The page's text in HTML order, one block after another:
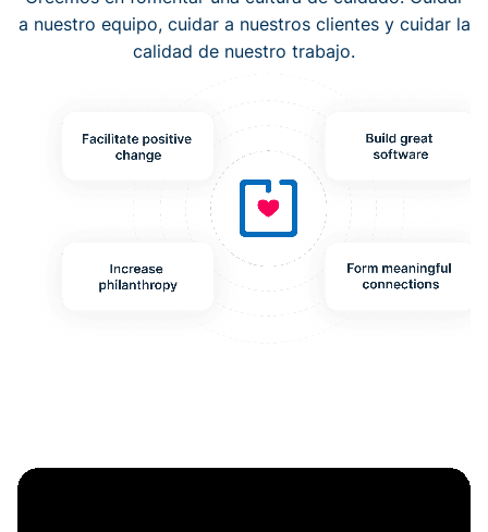
a nuestro equipo, cuidar a nuestros clientes y cuidar la
calidad de nuestro trabajo.